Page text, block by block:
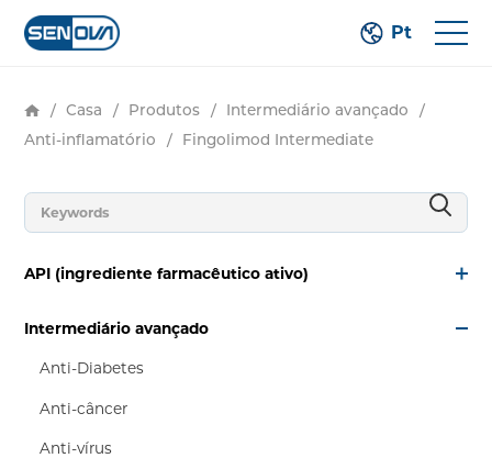
Pt
/ Casa / Produtos / Intermediário avançado
/
Anti-inflamatório
/ Fingolimod Intermediate
API (ingrediente farmacêutico ativo)
Intermediário avançado
Anti-Diabetes
Anti-câncer
Anti-vírus